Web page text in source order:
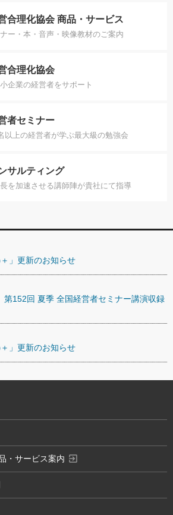
合理化協会 商品・サービス
ー・本・音声・映像教材のご案内
合理化協会
企業の経営者をサポート
者セミナー
以上の経営者が学ぶ最大級の勉強会
サルティング
を加速させる講師陣が貴社にて指導
」更新のお知らせ
第152回 夏季 全国経営者セミナー講演収録
」更新のお知らせ
・サービス案内 exit_to_app